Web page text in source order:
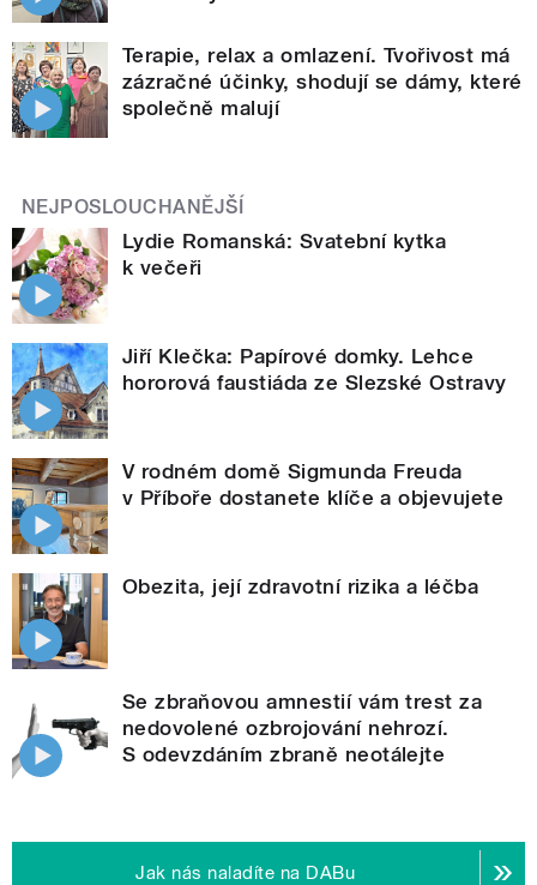
Terapie, relax a omlazení. Tvořivost má
zázračné účinky, shodují se dámy, které
společně malují
NEJPOSLOUCHANĚJŠÍ
Lydie Romanská: Svatební kytka
k večeři
Jiří Klečka: Papírové domky. Lehce
hororová faustiáda ze Slezské Ostravy
V rodném domě Sigmunda Freuda
v Příboře dostanete klíče a objevujete
Obezita, její zdravotní rizika a léčba
Se zbraňovou amnestií vám trest za
nedovolené ozbrojování nehrozí.
S odevzdáním zbraně neotálejte
Jak nás naladíte na DABu